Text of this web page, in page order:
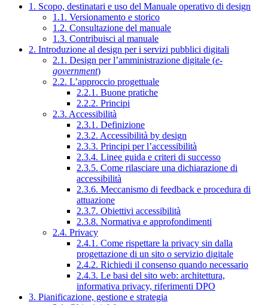
1. Scopo, destinatari e uso del Manuale operativo di design
1.1. Versionamento e storico
1.2. Consultazione del manuale
1.3. Contribuisci al manuale
2. Introduzione al design per i servizi pubblici digitali
2.1. Design per l’amministrazione digitale (e-
government)
2.2. L’approccio progettuale
2.2.1. Buone pratiche
2.2.2. Principi
2.3. Accessibilità
2.3.1. Definizione
2.3.2. Accessibilità by design
2.3.3. Principi per l’accessibilità
2.3.4. Linee guida e criteri di successo
2.3.5. Come rilasciare una dichiarazione di
accessibilità
2.3.6. Meccanismo di feedback e procedura di
attuazione
2.3.7. Obiettivi accessibilità
2.3.8. Normativa e approfondimenti
2.4. Privacy
2.4.1. Come rispettare la privacy sin dalla
progettazione di un sito o servizio digitale
2.4.2. Richiedi il consenso quando necessario
2.4.3. Le basi del sito web: architettura,
informativa privacy, riferimenti DPO
3. Pianificazione, gestione e strategia